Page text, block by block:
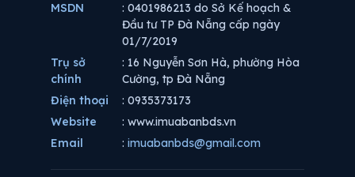
MSDN
: 0401986213 do Sở Kế hoạch &
Đầu tư TP Đà Nẵng cấp ngày
01/7/2019
Trụ sở
chính
: 16 Nguyễn Sơn Hà, phường Hòa
Cường, tp Đà Nẵng
Điện thoại
: 0935373173
Website
: www.imuabanbds.vn
Email
: imuabanbds@gmail.com